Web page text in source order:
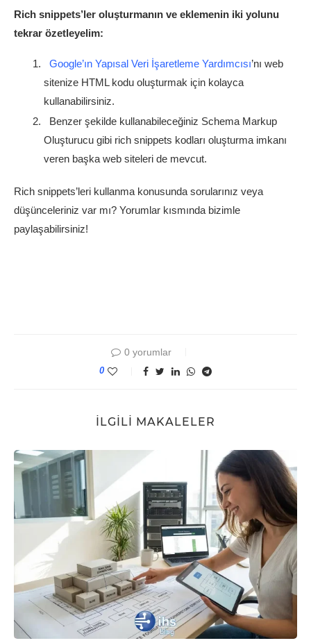
Rich snippets’ler oluşturmanın ve eklemenin iki yolunu
tekrar özetleyelim:
Google’ın Yapısal Veri İşaretleme Yardımcısı’nı web
sitenize HTML kodu oluşturmak için kolayca
kullanabilirsiniz.
Benzer şekilde kullanabileceğiniz Schema Markup
Oluşturucu gibi rich snippets kodları oluşturma imkanı
veren başka web siteleri de mevcut.
Rich snippets’leri kullanma konusunda sorularınız veya
düşünceleriniz var mı? Yorumlar kısmında bizimle
paylaşabilirsiniz!
0 yorumlar
0
İLGILI MAKALELER